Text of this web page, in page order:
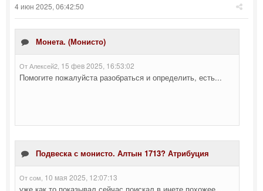
4 июн 2025, 06:42:50